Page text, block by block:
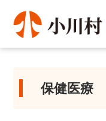
保健医療